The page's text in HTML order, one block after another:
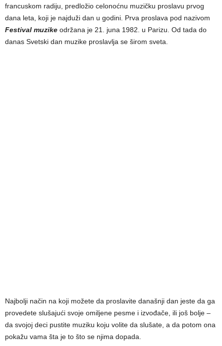
francuskom radiju, predložio celonoćnu muzičku proslavu prvog
dana leta, koji je najduži dan u godini. Prva proslava pod nazivom
Festival muzike održana je 21. juna 1982. u Parizu. Od tada do
danas Svetski dan muzike proslavlja se širom sveta.
Najbolji način na koji možete da proslavite današnji dan jeste da ga
provedete slušajući svoje omiljene pesme i izvođače, ili još bolje –
da svojoj deci pustite muziku koju volite da slušate, a da potom ona
pokažu vama šta je to što se njima dopada.